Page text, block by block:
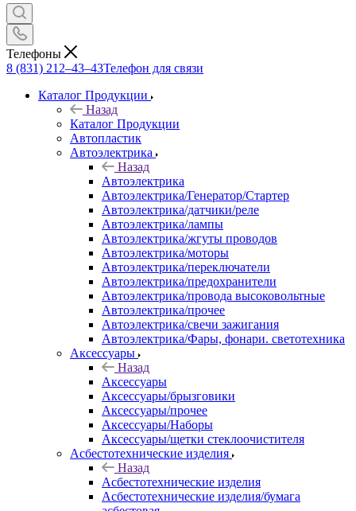
Телефоны
8 (831) 212–43–43Телефон для связи
Каталог Продукции
Назад
Каталог Продукции
Автопластик
Автоэлектрика
Назад
Автоэлектрика
Автоэлектрика/Генератор/Стартер
Автоэлектрика/датчики/реле
Автоэлектрика/лампы
Автоэлектрика/жгуты проводов
Автоэлектрика/моторы
Автоэлектрика/переключатели
Автоэлектрика/предохранители
Автоэлектрика/провода высоковольтные
Автоэлектрика/прочее
Автоэлектрика/свечи зажигания
Автоэлектрика/Фары, фонари. светотехника
Аксессуары
Назад
Аксессуары
Аксессуары/брызговики
Аксессуары/прочее
Аксессуары/Наборы
Аксессуары/щетки стеклоочистителя
Асбестотехнические изделия
Назад
Асбестотехнические изделия
Асбестотехнические изделия/бумага